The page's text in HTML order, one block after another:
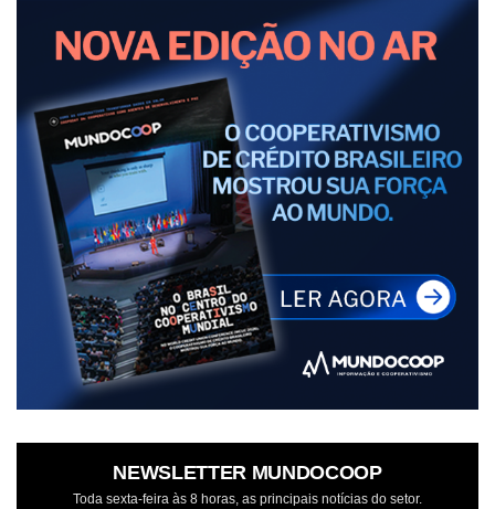
NEWSLETTER MUNDOCOOP
Toda sexta-feira às 8 horas, as principais notícias do setor.